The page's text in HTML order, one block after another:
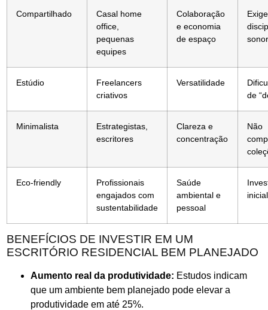
Compartilhado
Casal home
office,
pequenas
equipes
Colaboração
e economia
de espaço
Exige
Estúdio
Freelancers
criativos
Versatilidade
de
Minimalista
Estrategistas,
escritores
Clareza e
concentração
Não
Eco-friendly
Profissionais
engajados com
sustentabilidade
Saúde
ambiental e
pessoal
BENEFÍCIOS DE INVESTIR EM UM
ESCRITÓRIO RESIDENCIAL BEM PLANEJADO
Aumento real da produtividade: Estudos indicam
que um ambiente bem planejado pode elevar a
produtividade em até 25%.